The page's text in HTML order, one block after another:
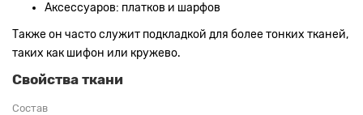
Аксессуаров: платков и шарфов
Также он часто служит подкладкой для более тонких тканей,
таких как шифон или кружево.
Свойства ткани
Состав